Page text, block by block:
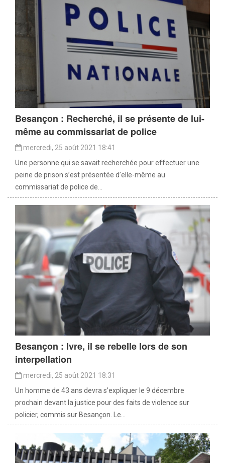
Besançon : Recherché, il se présente de lui-
même au commissariat de police
mercredi, 25 août 2021 18:41
Une personne qui se savait recherchée pour effectuer une
peine de prison s’est présentée d’elle-même au
commissariat de police de...
Besançon : Ivre, il se rebelle lors de son
interpellation
mercredi, 25 août 2021 18:31
Un homme de 43 ans devra s’expliquer le 9 décembre
prochain devant la justice pour des faits de violence sur
policier, commis sur Besançon. Le...